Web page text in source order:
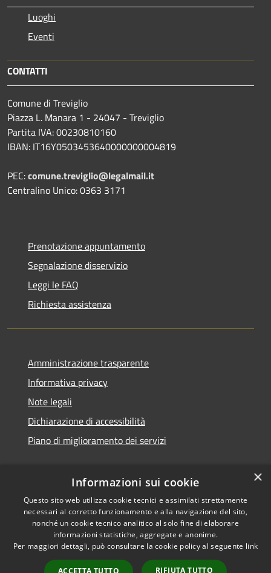
Luoghi
Eventi
CONTATTI
Comune di Treviglio
Piazza L. Manara 1 - 24047 - Treviglio
Partita IVA: 00230810160
IBAN: IT16Y0503453640000000004819
PEC:comune.treviglio@legalmail.it
Centralino Unico: 0363 3171
Prenotazione appuntamento
Segnalazione disservizio
Leggi le FAQ
Richiesta assistenza
Amministrazione trasparente
Informativa privacy
Note legali
Dichiarazione di accessibilità
Piano di miglioramento dei servizi
RSS
Accessibilità
Privacy
Cookie
Mappa del sito
Copyright © 2026 • Comune di
Treviglio • Powered by
Municipium•Accesso
redazione
×
Informazioni sui cookie
Questo sito web utilizza cookie tecnici e assimilati strettamente
necessari al corretto funzionamento e alla navigazione del sito,
nonché un cookie tecnico analitico al solo fine di elaborare
informazioni statistiche, aggregate e anonime.
Per maggiori dettagli, può consultare la cookie policy al seguente link
ACCETTA TUTTO RIFIUTA TUTTO